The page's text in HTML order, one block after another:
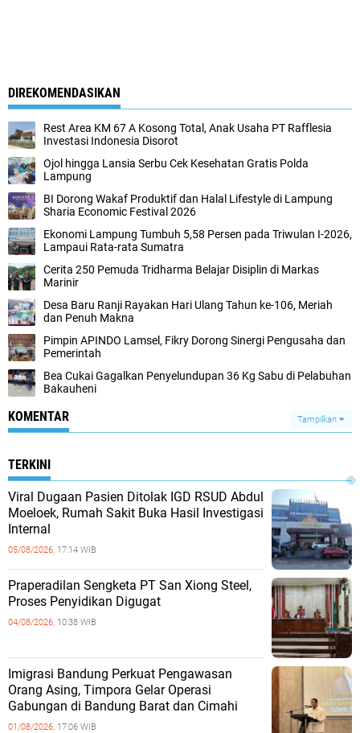
DIREKOMENDASIKAN
Rest Area KM 67 A Kosong Total, Anak Usaha PT Rafflesia
Investasi Indonesia Disorot
Ojol hingga Lansia Serbu Cek Kesehatan Gratis Polda
Lampung
BI Dorong Wakaf Produktif dan Halal Lifestyle di Lampung
Sharia Economic Festival 2026
Ekonomi Lampung Tumbuh 5,58 Persen pada Triwulan I-2026,
Lampaui Rata-rata Sumatra
Cerita 250 Pemuda Tridharma Belajar Disiplin di Markas
Marinir
Desa Baru Ranji Rayakan Hari Ulang Tahun ke-106, Meriah
dan Penuh Makna
Pimpin APINDO Lamsel, Fikry Dorong Sinergi Pengusaha dan
Pemerintah
Bea Cukai Gagalkan Penyelundupan 36 Kg Sabu di Pelabuhan
Bakauheni
KOMENTAR Tampilkan
TERKINI
Viral Dugaan Pasien Ditolak IGD RSUD Abdul
Moeloek, Rumah Sakit Buka Hasil Investigasi
Internal
05/08/2026, 17:14 WIB
Praperadilan Sengketa PT San Xiong Steel,
Proses Penyidikan Digugat
04/08/2026, 10:38 WIB
Imigrasi Bandung Perkuat Pengawasan
Orang Asing, Timpora Gelar Operasi
Gabungan di Bandung Barat dan Cimahi
01/08/2026, 17:06 WIB